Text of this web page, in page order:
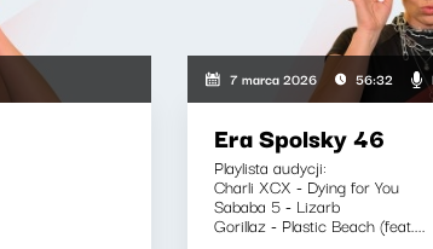
7 marca 2026 56:32
Era Spolsky 46
Playlista audycji:
Charli XCX - Dying for You
Sababa 5 - Lizarb
Gorillaz - Plastic Beach (feat....